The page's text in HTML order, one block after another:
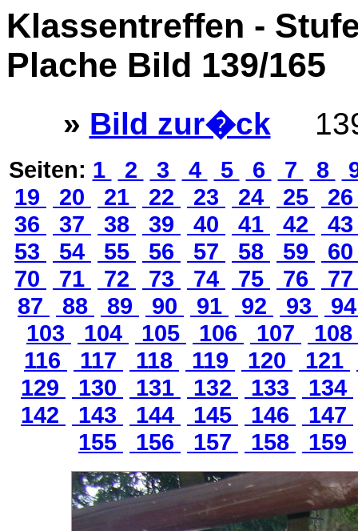
Klassentreffen -
Plache Bild 139/165
» Bild zur�ck
Seiten: 1 2 3 4 5 6 7 8
19
20 21 22 23 24 25
36
37 38 39 40 41 42
53
54 55 56 57 58 59
70
71 72 73 74 75 76
87
88 89 90 91 92 93
103
104 105 106 107
108
116
117 118 119 120 121
129
130 131 132 133
134
142
143 144 145 146
147
155
156 157 158 159